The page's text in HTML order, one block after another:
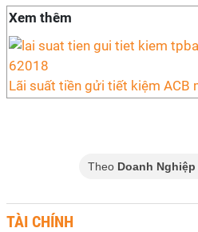
Xem thêm
Lãi suất tiền gửi tiết kiệm ACB
Theo Doanh
TÀI CHÍNH